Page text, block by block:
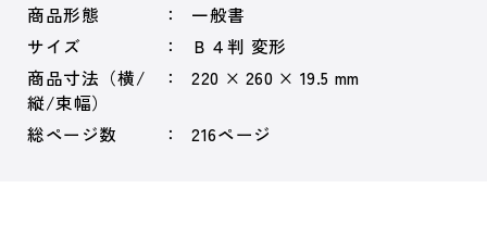
商品形態
一般書
サイズ
Ｂ４判 変形
商品寸法（横/
縦/束幅）
220 × 260 × 19.5 mm
総ページ数 216ページ